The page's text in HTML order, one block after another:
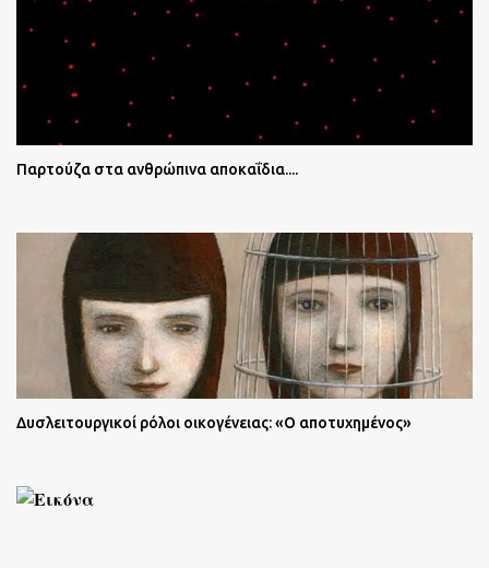
Παρτούζα στα ανθρώπινα αποκαΐδια....
Δυσλειτουργικοί ρόλοι οικογένειας: «Ο αποτυχημένος»